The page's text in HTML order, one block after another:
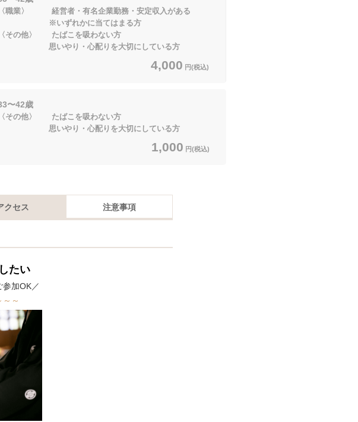
〈職業〉 経営者・有名企業勤務・安定収入がある
※いずれかに当てはまる方
〈その他〉 たばこを吸わない方
思いやり・心配りを大切にしている方
4,000 円(税込)
〜42歳
〈その他〉 たばこを吸わない方
思いやり・心配りを大切にしている方
1,000 円(税込)
クセス 注意事項
したい
参加OK／
～～